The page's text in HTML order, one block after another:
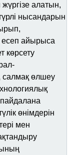
алатын,
нысандарын
айырыса
көрсету
өлшеу
өнімдерін
мен